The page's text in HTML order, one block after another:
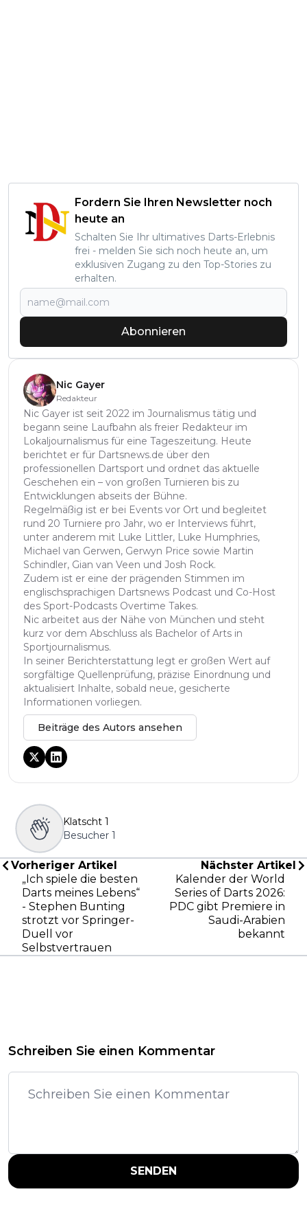
Fordern Sie Ihren Newsletter noch
heute an
Schalten Sie Ihr ultimatives Darts-Erlebnis
frei - melden Sie sich noch heute an, um
exklusiven Zugang zu den Top-Stories zu
erhalten.
Abonnieren
Nic Gayer
Redakteur
Nic Gayer ist seit 2022 im Journalismus tätig und
begann seine Laufbahn als freier Redakteur im
Lokaljournalismus für eine Tageszeitung. Heute
berichtet er für Dartsnews.de über den
professionellen Dartsport und ordnet das aktuelle
Geschehen ein – von großen Turnieren bis zu
Entwicklungen abseits der Bühne.
Regelmäßig ist er bei Events vor Ort und begleitet
rund 20 Turniere pro Jahr, wo er Interviews führt,
unter anderem mit Luke Littler, Luke Humphries,
Michael van Gerwen, Gerwyn Price sowie Martin
Schindler, Gian van Veen und Josh Rock.
Zudem ist er eine der prägenden Stimmen im
englischsprachigen Dartsnews Podcast und Co-Host
des Sport-Podcasts Overtime Takes.
Nic arbeitet aus der Nähe von München und steht
kurz vor dem Abschluss als Bachelor of Arts in
Sportjournalismus.
In seiner Berichterstattung legt er großen Wert auf
sorgfältige Quellenprüfung, präzise Einordnung und
aktualisiert Inhalte, sobald neue, gesicherte
Informationen vorliegen.
Beiträge des Autors ansehen
Klatscht 1
Besucher 1
Vorheriger Artikel
„Ich spiele die besten
Darts meines Lebens“
- Stephen Bunting
strotzt vor Springer-
Duell vor
Selbstvertrauen
Nächster Artikel
Kalender der World
Series of Darts 2026:
PDC gibt Premiere in
Saudi-Arabien
bekannt
Schreiben Sie einen Kommentar
SENDEN